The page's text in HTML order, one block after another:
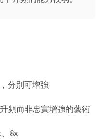
分別可增強
頻而非忠實增強的藝術
8x